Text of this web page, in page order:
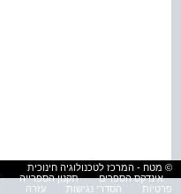
© מטח - המרכז לטכנולוגיה חינוכית
אינדקס הספרים
תקנון הספרייה
פרטיות
הסדרי נגישות עזרה